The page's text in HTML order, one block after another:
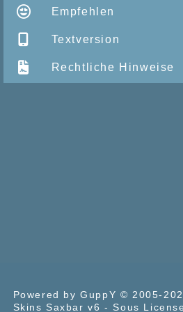
Empfehlen
Textversion
Rechtliche Hinweise
Powered by GuppY © 2005-
Skins Saxbar v6 - Sous